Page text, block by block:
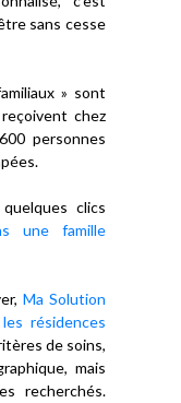
sans cesse
» sont
chez
personnes
clics
une famille
Ma Solution
résidences
de soins,
mais
recherchés.